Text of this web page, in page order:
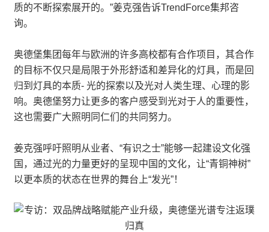
质的不断探索展开的。”姜克强告诉TrendForce集邦咨
询。
奥德堡集团每年与欧洲的许多高校都有合作项目，其合作
的目标不仅只是局限于外形舒适和差异化的灯具，而是回
归到灯具的本质- 光的探索以及光对人类生理、心理的影
响。奥德堡努力让更多的客户感受到光对于人的重要性，
这也需要广大照明同仁们的共同努力。
姜克强呼吁照明从业者、“有识之士”能够一起建设文化强
国，通过光的力量更好的呈现中国的文化，让“青铜神树”
以更本质的状态在世界的舞台上“发光”！